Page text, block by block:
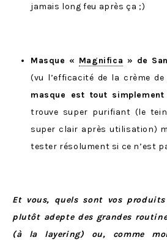
jamais long feu après ça ;)
Masque « Magnifica » de
(vu l’efficacité de la crème
masque est tout simplement
trouve super purifiant (le
super clair après utilisation)
tester résolument si ce n’est
Et vous, quels sont vos produits
plutôt adepte des grandes
(à la layering) ou, comme